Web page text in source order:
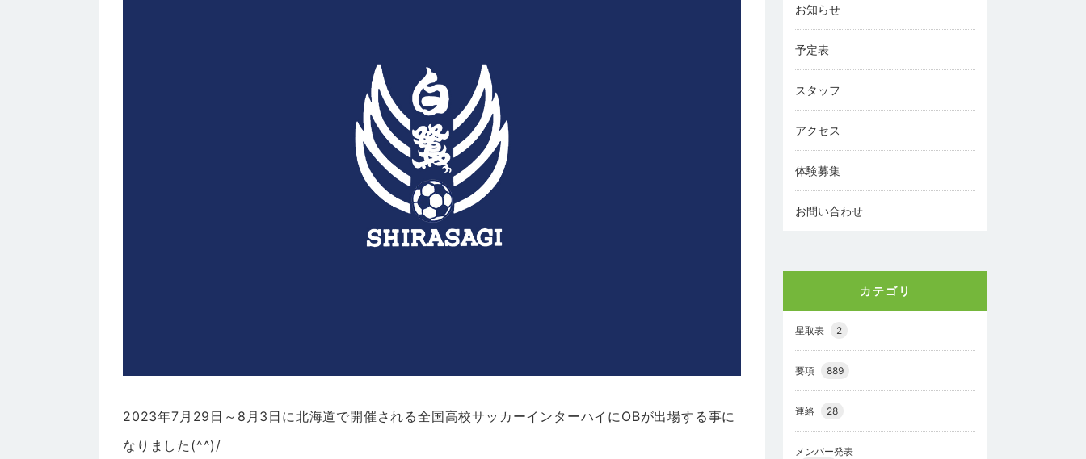
2023年7月29日～8月3日に北海道で開催される全国高校サッカーインターハイにOBが出場する事に
なりました(^^)/
お知らせ
予定表
スタッフ
アクセス
体験募集
お問い合わせ
カテゴリ
星取表 2
要項 889
連絡 28
メンバー発表